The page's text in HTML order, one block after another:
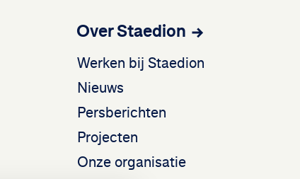
Over Staedion
Werken bij Staedion
Nieuws
Persberichten
Projecten
Onze organisatie